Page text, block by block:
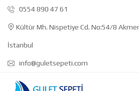
0554 890 47 61
Kültür Mh. Nispetiye Cd. No:54/8
İstanbul
info@guletsepeti.com